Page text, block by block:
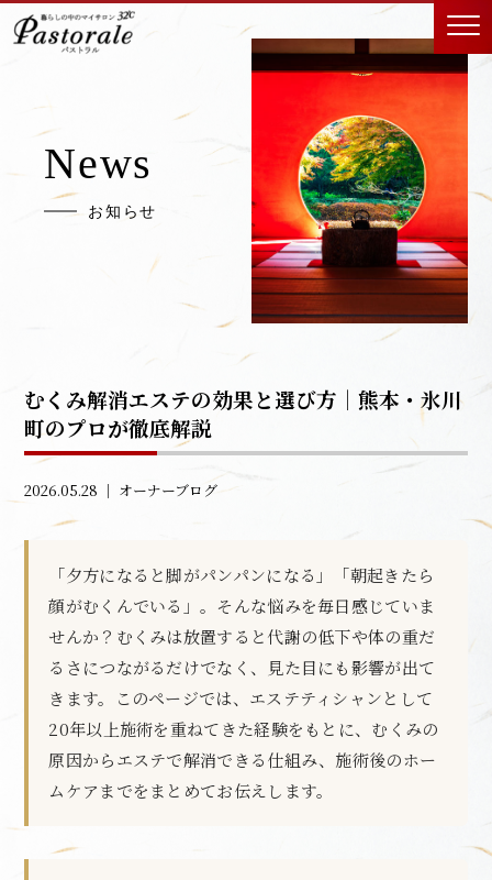
News
お知らせ
むくみ解消エステの効果と選び方｜熊本・氷川
町のプロが徹底解説
2026.05.28 ｜ オーナーブログ
「夕方になると脚がパンパンになる」「朝起きたら
顔がむくんでいる」。そんな悩みを毎日感じていま
せんか？むくみは放置すると代謝の低下や体の重だ
るさにつながるだけでなく、見た目にも影響が出て
きます。このページでは、エステティシャンとして
20年以上施術を重ねてきた経験をもとに、むくみの
原因からエステで解消できる仕組み、施術後のホー
ムケアまでをまとめてお伝えします。